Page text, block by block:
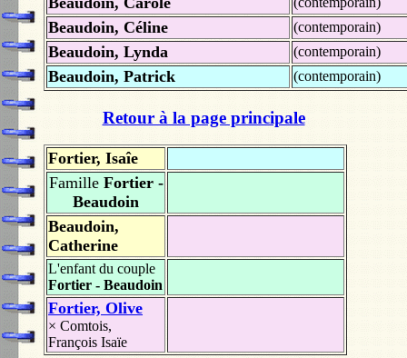
Beaudoin, Céline (contemporain)
Beaudoin, Lynda (contemporain)
Beaudoin, Patrick (contemporain)
Retour à la page principale
Fortier, Isaîe
FamilleFortier -
Beaudoin
Beaudoin,
Catherine
L'enfant du couple
Fortier - Beaudoin
Fortier, Olive
× Comtois,
François Isaïe